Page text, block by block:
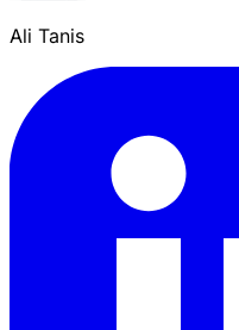
Ali Tanis